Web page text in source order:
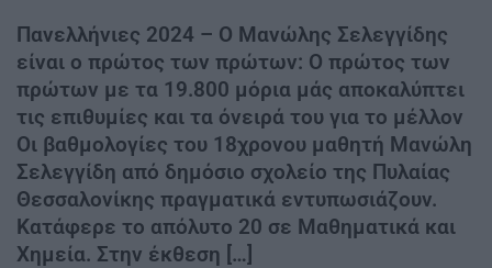
Πανελλήνιες 2024 – Ο Μανώλης Σελεγγίδης
είναι ο πρώτος των πρώτων: Ο πρώτος των
πρώτων με τα 19.800 μόρια μάς αποκαλύπτει
τις επιθυμίες και τα όνειρά του για το μέλλον
Οι βαθμολογίες του 18χρονου μαθητή Μανώλη
Σελεγγίδη από δημόσιο σχολείο της Πυλαίας
Θεσσαλονίκης πραγματικά εντυπωσιάζουν.
Κατάφερε το απόλυτο 20 σε Μαθηματικά και
Χημεία. Στην έκθεση […]